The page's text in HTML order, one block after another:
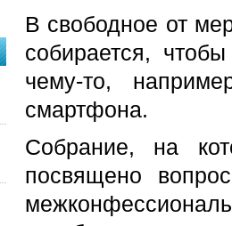
В свободное от
собирается,
чему-то,
смартфона.
Собрание, на
посвящено